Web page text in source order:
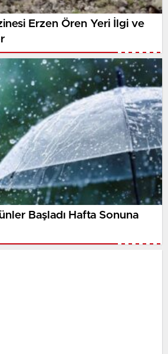
Erzen Ören Yeri İlgi ve
Başladı Hafta Sonuna